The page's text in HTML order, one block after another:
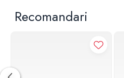
Recomandari